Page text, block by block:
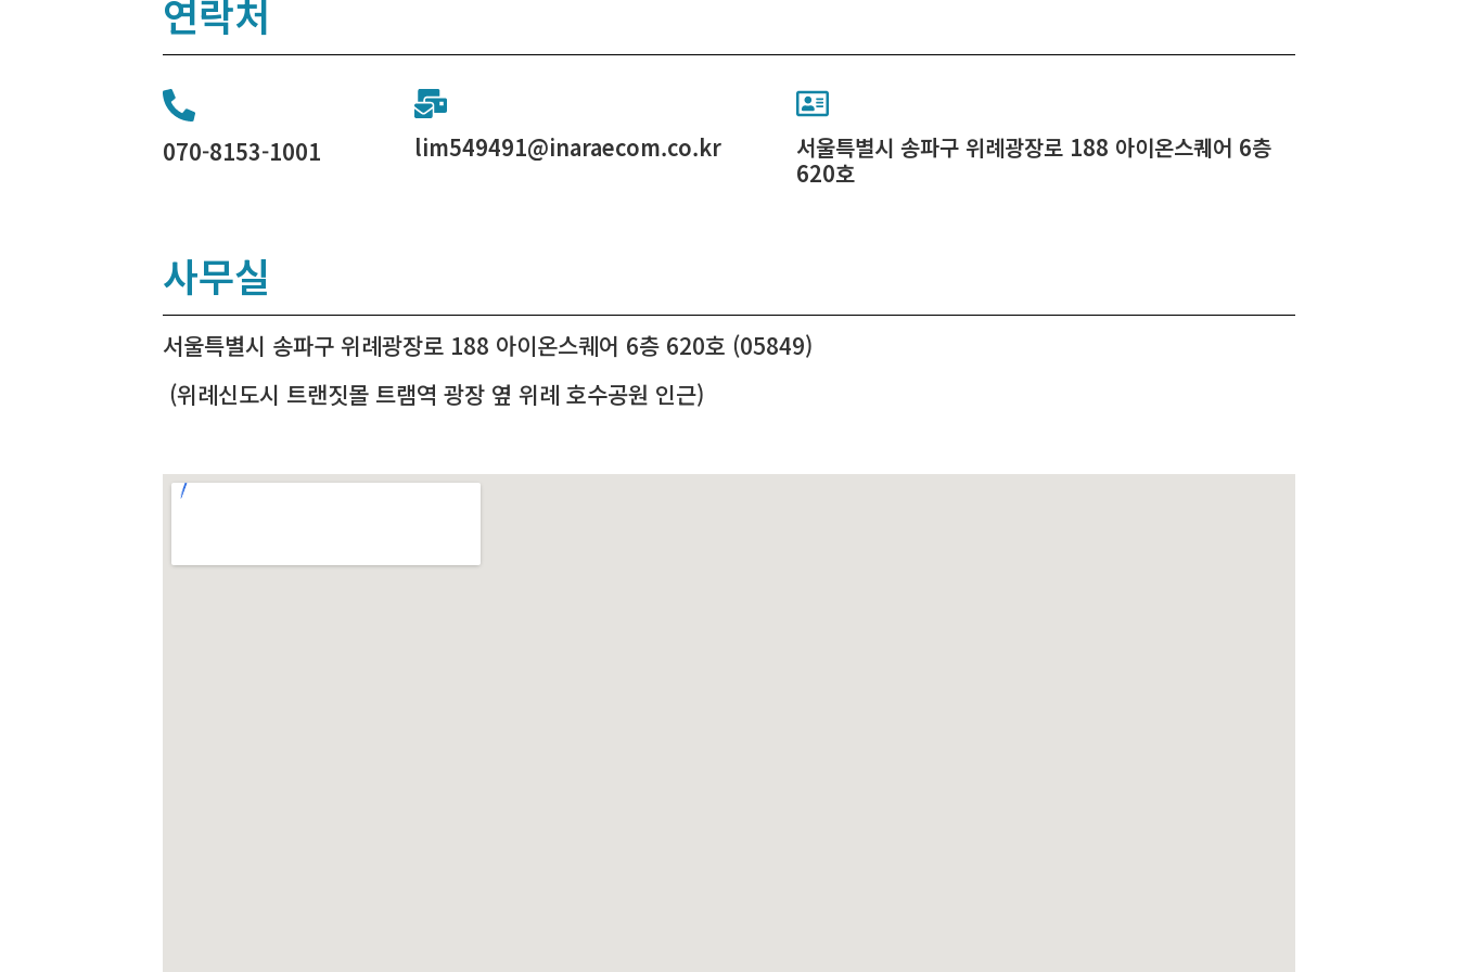
연락처
070-8153-1001 lim549491@inaraecom.co.kr
서울특별시 송파구 위례광장로 188 아이온스퀘어 6층
620호
사무실
서울특별시 송파구 위례광장로 188 아이온스퀘어 6층 620호 (05849)
(위례신도시 트랜짓몰 트램역 광장 옆 위례 호수공원 인근)